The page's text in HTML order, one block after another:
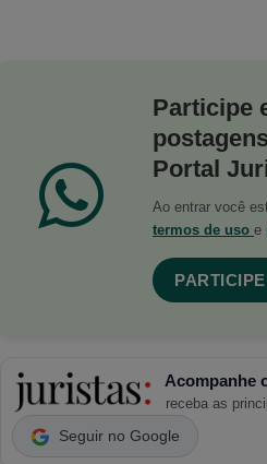
Participe
Portal
Ao entrar você
termos de uso e
Acompanhe
receba as
Seguir no Google